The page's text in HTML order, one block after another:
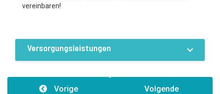
vereinbaren!
Versorgungsleistungen
StromVorige
Volgende